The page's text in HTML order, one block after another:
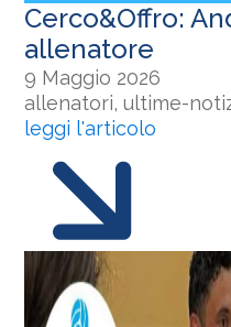
Cerco&Offro:
allenatore
9 Maggio 2026
allenatori, ultime-
leggi l'articolo